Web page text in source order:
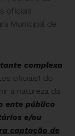
oficiais
Municipal de
complexa
oficiais1 do
a natureza da
ente público
e/ou
captação de